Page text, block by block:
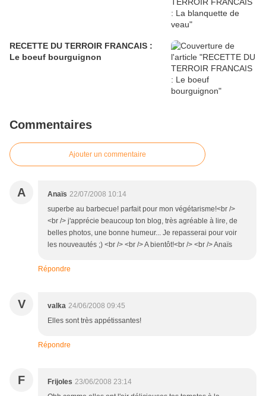
RECETTE DU TERROIR FRANCAIS :
Le boeuf bourguignon
Commentaires
Ajouter un commentaire
A Anaïs 22/07/2008 10:14
superbe au barbecue! parfait pour mon végétarisme!<br />
<br /> j'apprécie beaucoup ton blog, très agréable à lire, de
belles photos, une bonne humeur... Je repasserai pour voir
les nouveautés ;) <br /> <br /> A bientôt!<br /> <br /> Anaïs
Répondre
V valka 24/06/2008 09:45
Elles sont très appétissantes!
Répondre
F Frijoles 23/06/2008 23:14